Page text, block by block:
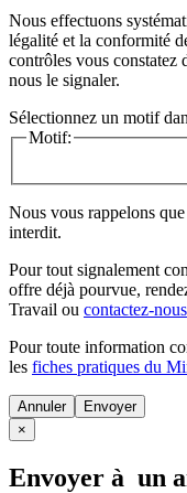
Nous effectuons
légalité et la conformité
contrôles vous constatez
nous le signaler.
Sélectionnez un motif
Motif:
Nous vous rappelons
interdit.
Pour tout signalement
offre déjà pourvue,
Travail ou contactez-nous
Pour toute information
les fiches pratiques du
Annuler
×
Envoyer à un